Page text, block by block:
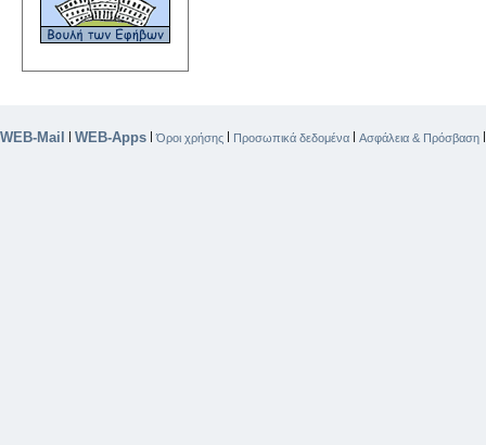
WEB-Mail WEB-Apps |Όροι χρήσης Προσωπικά δεδομένα Ασφάλεια & Πρόσβαση